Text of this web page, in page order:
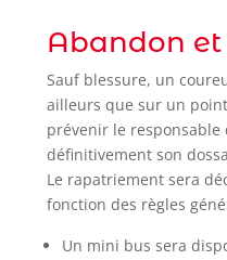
Abandon
Sauf blessure, un
ailleurs que sur un
prévenir le
définitivement son
Le rapatriement sera
fonction des règles
Un mini bus sera